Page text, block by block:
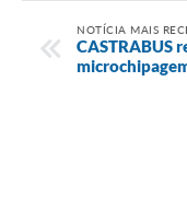
NOTÍCIA MAIS
CASTRABUS